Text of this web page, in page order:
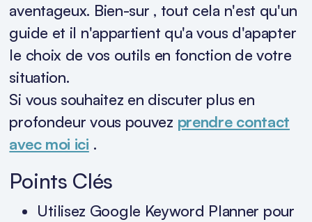
aventageux. Bien-sur , tout cela n'est qu'un
guide et il n'appartient qu'a vous d'apapter
le choix de vos outils en fonction de votre
situation.
Si vous souhaitez en discuter plus en
profondeur vous pouvez prendre contact
avec moi ici .
Points Clés
Utilisez Google Keyword Planner pour